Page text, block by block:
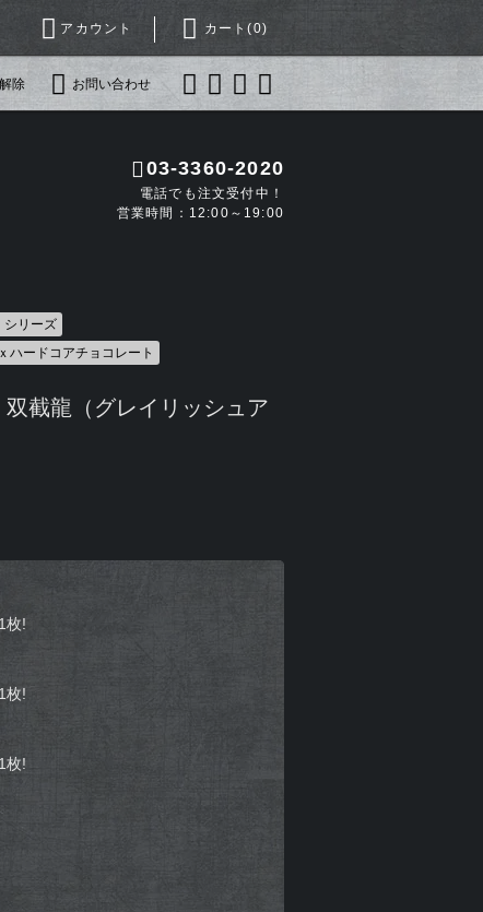
アカウント カート(0)
除 お問い合わせ
03-3360-2020
電話でも注文受付中！
営業時間：12:00～19:00
シリーズ
ハードコアチョコレート
截龍（グレイリッシュア
枚!
枚!
枚!